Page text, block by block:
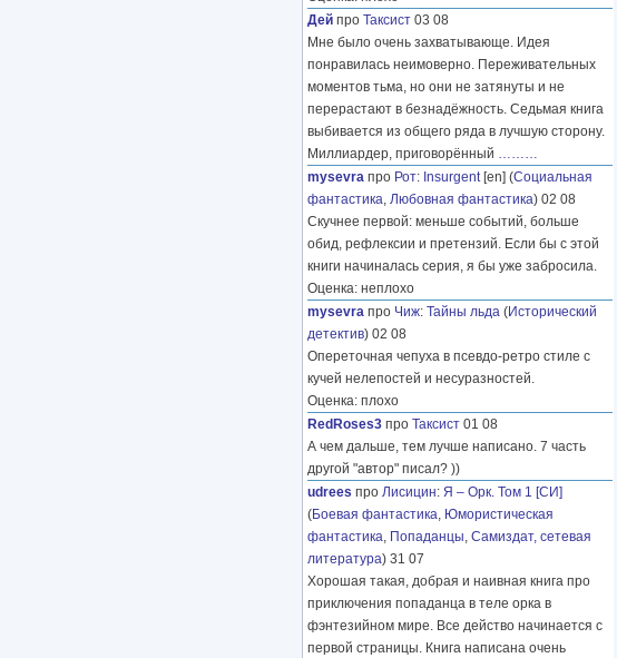
Дей про Таксист 03 08
Мне было очень захватывающе. Идея
понравилась неимоверно. Переживательных
моментов тьма, но они не затянуты и не
перерастают в безнадёжность. Седьмая книга
выбивается из общего ряда в лучшую сторону.
Миллиардер, приговорённый ………
mysevra про Рот: Insurgent[en] (Социальная
фантастика, Любовная фантастика) 02 08
Скучнее первой: меньше событий, больше
обид, рефлексии и претензий. Если бы с этой
книги начиналась серия, я бы уже забросила.
Оценка: неплохо
mysevra про Чиж: Тайны льда (Исторический
детектив) 02 08
Опереточная чепуха в псевдо-ретро стиле с
кучей нелепостей и несуразностей.
Оценка: плохо
RedRoses3 про Таксист 01 08
А чем дальше, тем лучше написано. 7 часть
другой "автор" писал? ))
udrees про Лисицин: Я – Орк. Том 1 [СИ]
(Боевая фантастика, Юмористическая
фантастика, Попаданцы, Самиздат, сетевая
литература) 31 07
Хорошая такая, добрая и наивная книга про
приключения попаданца в теле орка в
фэнтезийном мире. Все действо начинается с
первой страницы. Книга написана очень